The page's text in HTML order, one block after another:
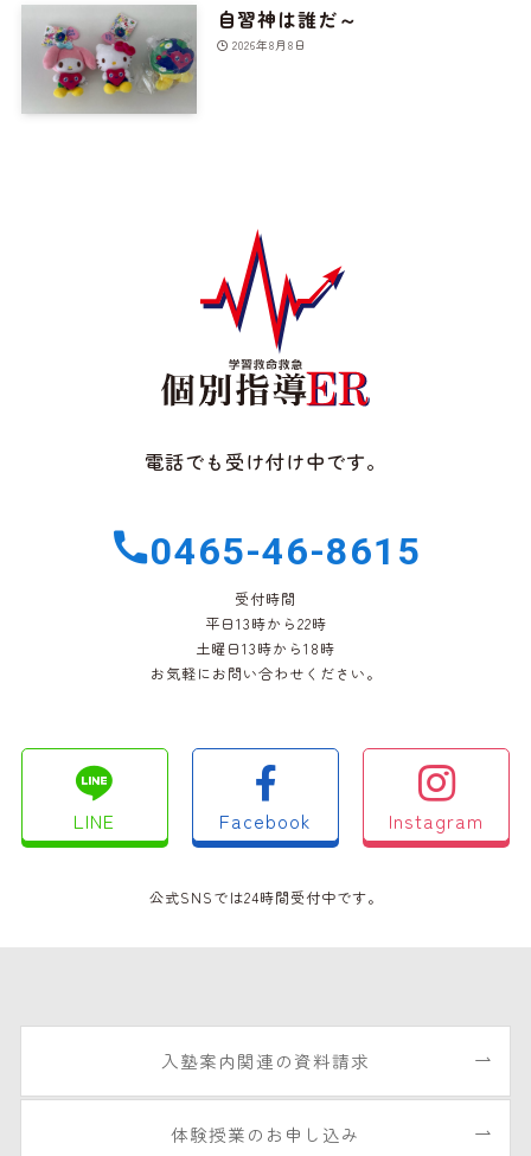
自習神は誰だ～
2026年8月8日
電話でも受け付け中です。
0465-46-8615
受付時間
平日13時から22時
土曜日13時から18時
お気軽にお問い合わせください。
LINE Facebook Instagram
公式SNSでは24時間受付中です。
入塾案内関連の資料請求
体験授業のお申し込み